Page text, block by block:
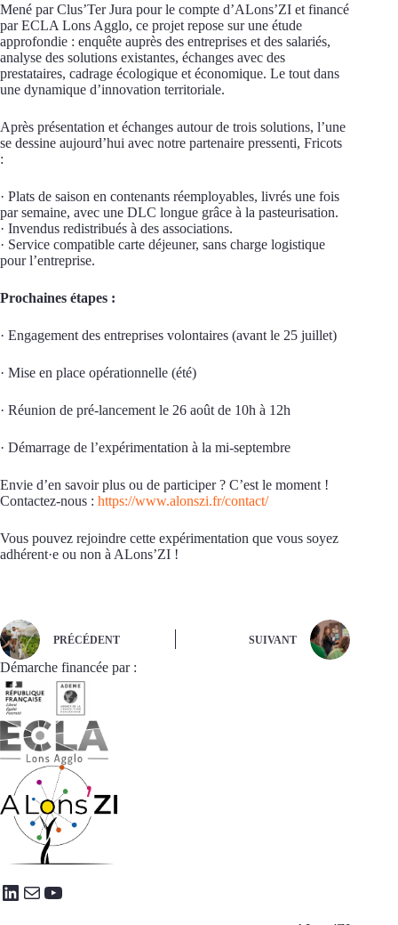
Mené par Clus’Ter Jura pour le compte d’ALons’ZI et financé
par ECLA Lons Agglo, ce projet repose sur une étude
approfondie : enquête auprès des entreprises et des salariés,
analyse des solutions existantes, échanges avec des
prestataires, cadrage écologique et économique. Le tout dans
une dynamique d’innovation territoriale.
Après présentation et échanges autour de trois solutions, l’une
se dessine aujourd’hui avec notre partenaire pressenti, Fricots
:
· Plats de saison en contenants réemployables, livrés une fois
par semaine, avec une DLC longue grâce à la pasteurisation.
· Invendus redistribués à des associations.
· Service compatible carte déjeuner, sans charge logistique
pour l’entreprise.
Prochaines étapes :
· Engagement des entreprises volontaires (avant le 25 juillet)
· Mise en place opérationnelle (été)
· Réunion de pré-lancement le 26 août de 10h à 12h
· Démarrage de l’expérimentation à la mi-septembre
Envie d’en savoir plus ou de participer ? C’est le moment !
Contactez-nous : https://www.alonszi.fr/contact/
Vous pouvez rejoindre cette expérimentation que vous soyez
adhérent·e ou non à ALons’ZI !
PRÉCÉDENT SUIVANT
Démarche financée par :
LinkedIn
E-mailYouTube